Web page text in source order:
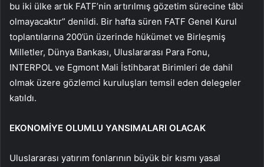
bu iki ülke artık FATF’nin artırılmış gözetim sürecine tâbi
olmayacaktır” denildi. Bir hafta süren FATF Genel Kurul
toplantılarına 200’ün üzerinde hükümet ve Birleşmiş
Milletler, Dünya Bankası, Uluslararası Para Fonu,
INTERPOL ve Egmont Mali İstihbarat Birimleri de dahil
olmak üzere gözlemci kuruluşları temsil eden delegeler
katıldı.
EKONOMİYE OLUMLU YANSIMALARI OLACAK
Uluslararası yatırım fonlarının büyük bir kısmı yasal